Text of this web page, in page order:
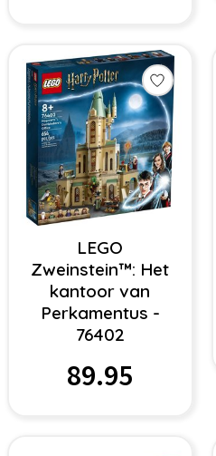
LEGO
Zweinstein™: Het
kantoor van
Perkamentus -
76402
89.95